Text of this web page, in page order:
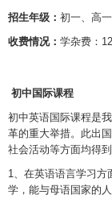
招生年级： 初一、高一
收费情况： 学杂费：
初中国际课程
初中英语国际课程是
革的重大举措。此出
社会活动等方面均得
1、在英语语言学习方
学，能与母语国家的